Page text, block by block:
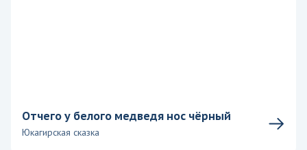
Отчего у белого медведя нос чёрный
Юкагирская сказка